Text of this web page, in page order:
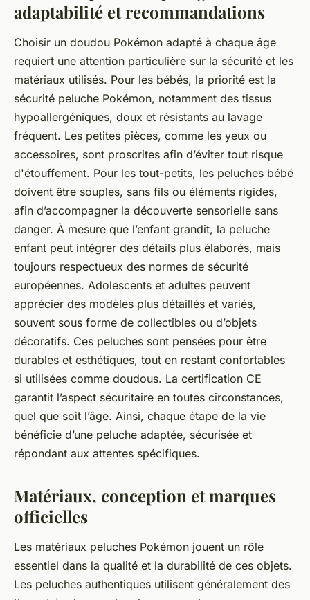
adaptabilité et recommandations
Choisir un doudou Pokémon adapté à chaque âge
requiert une attention particulière sur la sécurité et les
matériaux utilisés. Pour les bébés, la priorité est la
sécurité peluche Pokémon, notamment des tissus
hypoallergéniques, doux et résistants au lavage
fréquent. Les petites pièces, comme les yeux ou
accessoires, sont proscrites afin d’éviter tout risque
d'étouffement. Pour les tout-petits, les peluches bébé
doivent être souples, sans fils ou éléments rigides,
afin d’accompagner la découverte sensorielle sans
danger. À mesure que l’enfant grandit, la peluche
enfant peut intégrer des détails plus élaborés, mais
toujours respectueux des normes de sécurité
européennes. Adolescents et adultes peuvent
apprécier des modèles plus détaillés et variés,
souvent sous forme de collectibles ou d’objets
décoratifs. Ces peluches sont pensées pour être
durables et esthétiques, tout en restant confortables
si utilisées comme doudous. La certification CE
garantit l’aspect sécuritaire en toutes circonstances,
quel que soit l’âge. Ainsi, chaque étape de la vie
bénéficie d’une peluche adaptée, sécurisée et
répondant aux attentes spécifiques.
Matériaux, conception et marques
officielles
Les matériaux peluches Pokémon jouent un rôle
essentiel dans la qualité et la durabilité de ces objets.
Les peluches authentiques utilisent généralement des